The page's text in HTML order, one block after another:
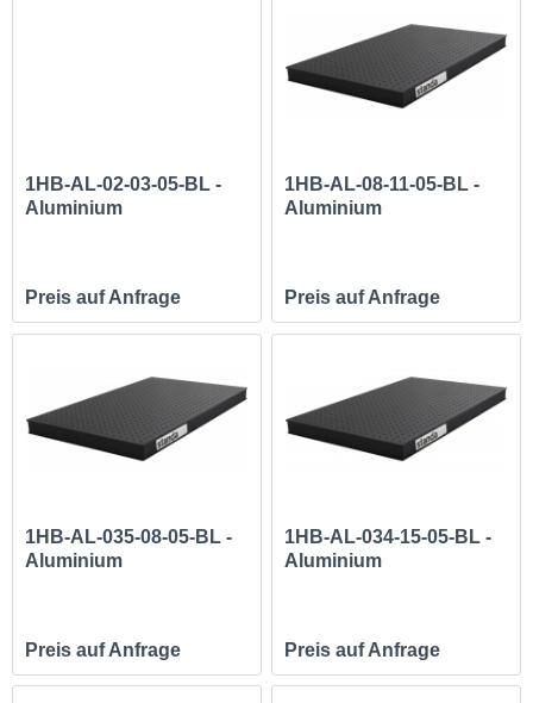
1HB-AL-02-03-05-BL -
Aluminium
Preis auf Anfrage
1HB-AL-08-11-05-BL -
Aluminium
Preis auf Anfrage
1HB-AL-035-08-05-BL -
Aluminium
Preis auf Anfrage
1HB-AL-034-15-05-BL -
Aluminium
Preis auf Anfrage